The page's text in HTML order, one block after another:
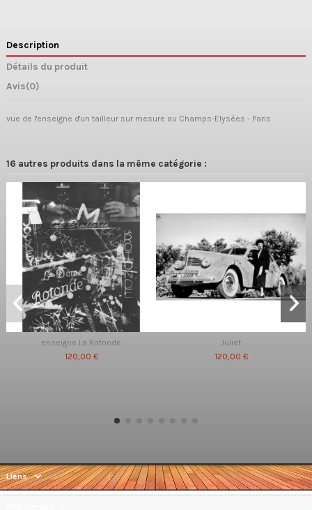
Description
Détails du produit
Avis(0)
vue de l'enseigne d'un tailleur sur mesure au Champs-Elysées - Paris
16 autres produits dans la même catégorie :
enseigne La Rotonde
120,00 €
Juliet
120,00 €
Liens